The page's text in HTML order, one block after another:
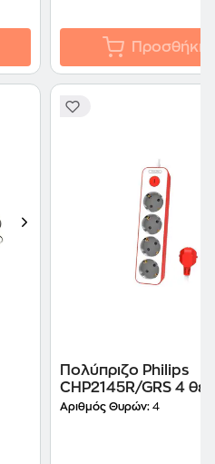
Προσθήκη
-
Πολύπριζο Philips
CHP2145R/GRS 4
με προστασία και
Αριθμός Θυρών: 4